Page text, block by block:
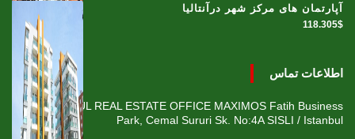
آپارتمان های مرکز شهر درآنتالیا
118.305$
اطلاعات تماس
ISTANBUL REAL ESTATE OFFICE MAXIMOS Fatih Business
Park, Cemal Sururi Sk. No:4A SISLI / Istanbul